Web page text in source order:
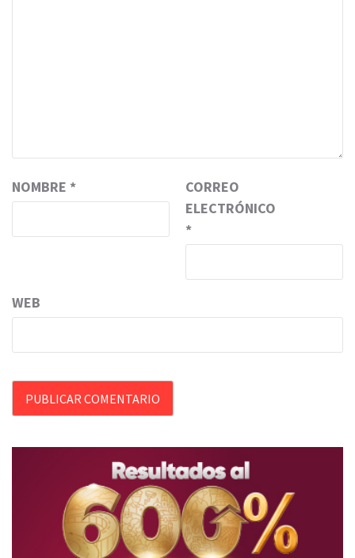
NOMBRE *
CORREO
ELECTRÓNICO
*
WEB